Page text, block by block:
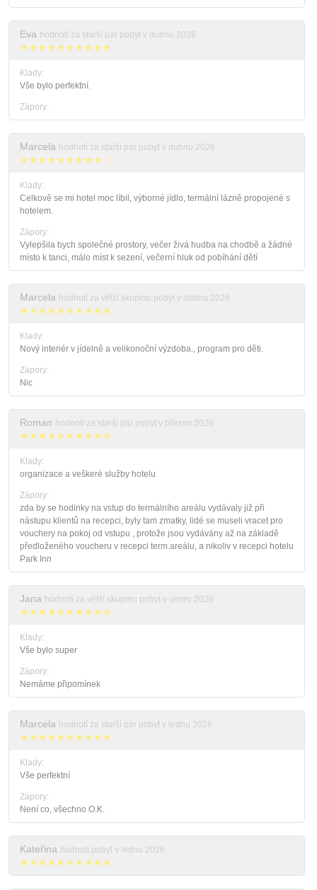
Eva hodnotí za starší pár pobyt v dubnu 2026
★★★★★★★★★★
Klady:
Vše bylo perfektní.
Zápory:
Marcela hodnotí za starší pár pobyt v dubnu 2026
★★★★★★★★★☆
Klady:
Celkově se mi hotel moc líbil, výborné jídlo, termální lázně propojené s
hotelem.
Zápory:
Vylepšila bych společné prostory, večer živá hudba na chodbě a žádné
místo k tanci, málo míst k sezení, večerní hluk od pobíhání dětí
Marcela hodnotí za větší skupinu pobyt v dubnu 2026
★★★★★★★★★★
Klady:
Nový interiér v jídelně a velikonoční výzdoba., program pro děti.
Zápory:
Nic
Roman hodnotí za starší pár pobyt v březnu 2026
★★★★★★★★★★
Klady:
organizace a veškeré služby hotelu
Zápory:
zda by se hodinky na vstup do termálního areálu vydávaly již při
nástupu klientů na recepci, byly tam zmatky, lidé se museli vracet pro
vouchery na pokoj od vstupu , protože jsou vydávány až na základě
předloženého voucheru v recepci term.areálu, a nikoliv v recepci hotelu
Park Inn
Jana hodnotí za větší skupinu pobyt v únoru 2026
★★★★★★★★★★
Klady:
Vše bylo super
Zápory:
Nemáme připomínek
Marcela hodnotí za starší pár pobyt v lednu 2026
★★★★★★★★★★
Klady:
Vše perfektní
Zápory:
Není co, všechno O.K.
Kateřina hodnotí pobyt v lednu 2026
★★★★★★★★★★